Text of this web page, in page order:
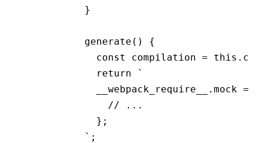
          }
          generate
() {
            const
compilation = this
            return
`
__webpack_require__.mock =
              // ...
            };
          `
;